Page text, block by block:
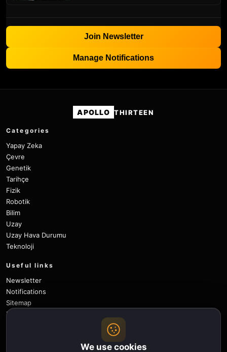
Join Newsletter
Manage Notifications
APOLLO THIRTEEN
Categories
Yapay Zeka
Çevre
Genetik
Tarihçe
Fizik
Robotik
Bilim
Uzay
Uzay Hava Durumu
Teknoloji
Useful links
Newsletter
Notifications
Sitemap
Privacy Policy
We use cookies